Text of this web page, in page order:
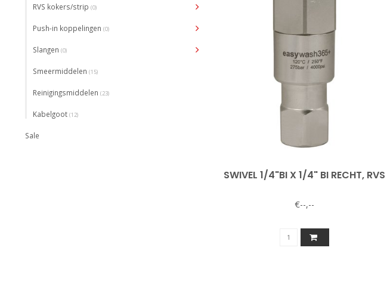
RVS kokers/strip (0)
Push-in koppelingen (0)
Slangen (0)
Smeermiddelen (15)
Reinigingsmiddelen (23)
Kabelgoot (12)
Sale
SWIVEL 1/4"BI X 1/4" BI RECHT, RVS
€--,--